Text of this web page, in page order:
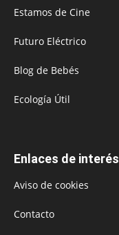
Estamos de Cine
Futuro Eléctrico
Blog de Bebés
Ecología Útil
Enlaces de interés
Aviso de cookies
Contacto